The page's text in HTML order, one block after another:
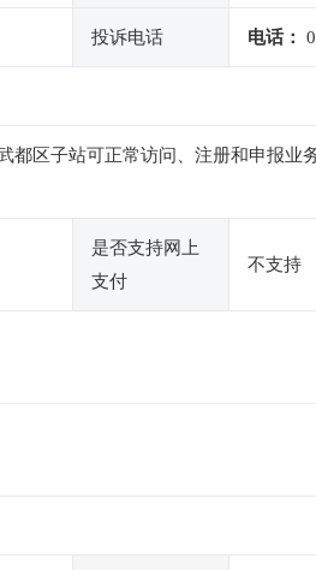
投诉电话 电话：
都区子站可正常访问、注册和申报业
是否支持网上
支付
不支持